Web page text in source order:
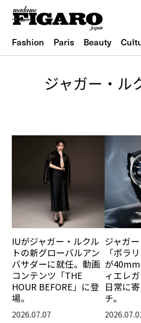
Fashion Paris Beauty
ジャガー・ル
IUがジャガー・ルクル
トの新グローバルアン
バサダーに就任。動画
コンテンツ「THE
HOUR BEFORE」に登
場。
2026.07.07
ジャガ
「ポラ
が
ィエレ
日常に
チ。